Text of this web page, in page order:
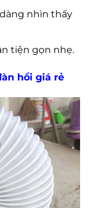
nhìn thấy
tiện gọn nhẹ.
hồi giá rẻ